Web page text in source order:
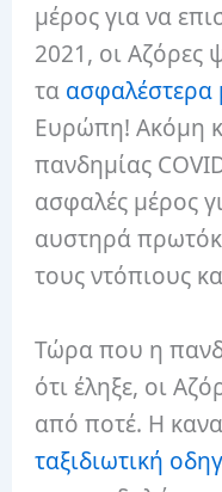
μέρος για να
2021, οι Αζόρες
τα ασφαλέστερα
Ευρώπη! Ακόμη
πανδημίας
ασφαλές μέρος
αυστηρά
τους ντόπιους
Τώρα που η
ότι έληξε, οι
από ποτέ. Η
ταξιδιωτική